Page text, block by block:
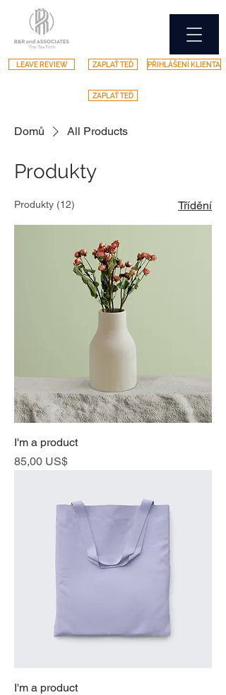
PŘIHLÁŠENÍ KLIENTA
ZAPLAŤ TEĎ
LEAVE REVIEW
ZAPLAŤ TEĎ
Domů All Products
Produkty
Produkty (12) Třídění
I'm a product
Cena
85,00 US$
I'm a product